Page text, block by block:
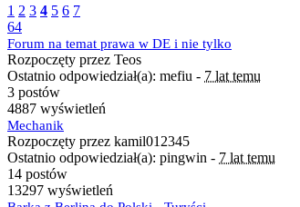
1 2 3 4 5 6 7
64
Forum na temat prawa w DE i nie tylko
Rozpoczęty przez Teos
Ostatnio odpowiedział(a): mefiu - 7 lat temu
3 postów
4887 wyświetleń
Mechanik
Rozpoczęty przez kamil012345
Ostatnio odpowiedział(a): pingwin - 7 lat temu
14 postów
13297 wyświetleń